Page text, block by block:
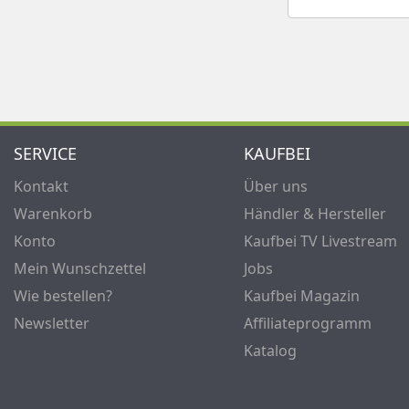
SERVICE
Kontakt
Warenkorb
Konto
Mein Wunschzettel
Wie bestellen?
Newsletter
KAUFBEI
Über uns
Händler & Hersteller
Kaufbei TV Livestream
Jobs
Kaufbei Magazin
Affiliateprogramm
Katalog